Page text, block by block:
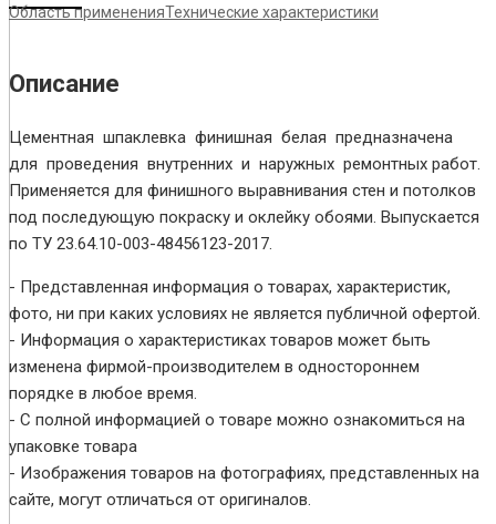
Область примененияТехнические характеристики
Описание
Цементная шпаклевка финишная белая предназначена
для проведения внутренних и наружных ремонтных работ.
Применяется для финишного выравнивания стен и потолков
под последующую покраску и оклейку обоями. Выпускается
по ТУ 23.64.10-003-48456123-2017.
- Представленная информация о товарах, характеристик,
фото, ни при каких условиях не является публичной офертой.
- Информация о характеристиках товаров может быть
изменена фирмой-производителем в одностороннем
порядке в любое время.
- С полной информацией о товаре можно ознакомиться на
упаковке товара
- Изображения товаров на фотографиях, представленных на
сайте, могут отличаться от оригиналов.